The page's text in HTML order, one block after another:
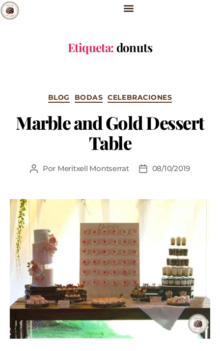
Etiqueta: donuts
BLOG BODAS CELEBRACIONES
Marble and Gold Dessert
Table
Por Meritxell Montserrat 08/10/2019